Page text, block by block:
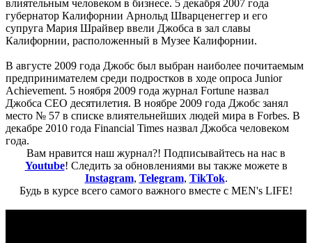
влиятельным человеком в бизнесе. 5 декабря 2007 года
губернатор Калифорнии Арнольд Шварценеггер и его
супруга Мария Шрайвер ввели Джобса в зал славы
Калифорнии, расположенный в Музее Калифорнии.
В августе 2009 года Джобс был выбран наиболее почитаемым
предпринимателем среди подростков в ходе опроса Junior
Achievement. 5 ноября 2009 года журнал Fortune назвал
Джобса CEO десятилетия. В ноябре 2009 года Джобс занял
место № 57 в списке влиятельнейших людей мира в Forbes. В
декабре 2010 года Financial Times назвал Джобса человеком
года.
Вам нравится наш журнал?! Подписывайтесь на нас в
Youtube! Следить за обновлениями вы также можете в
Instagram, Telegram, TikTok.
Будь в курсе всего самого важного вместе с MEN's LIFE!